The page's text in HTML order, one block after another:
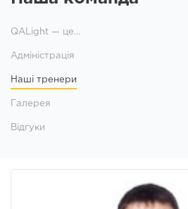
QALight — це…
Адміністрація
Наші тренери
Галерея
Відгуки
Галерея
Відгуки
Foundation